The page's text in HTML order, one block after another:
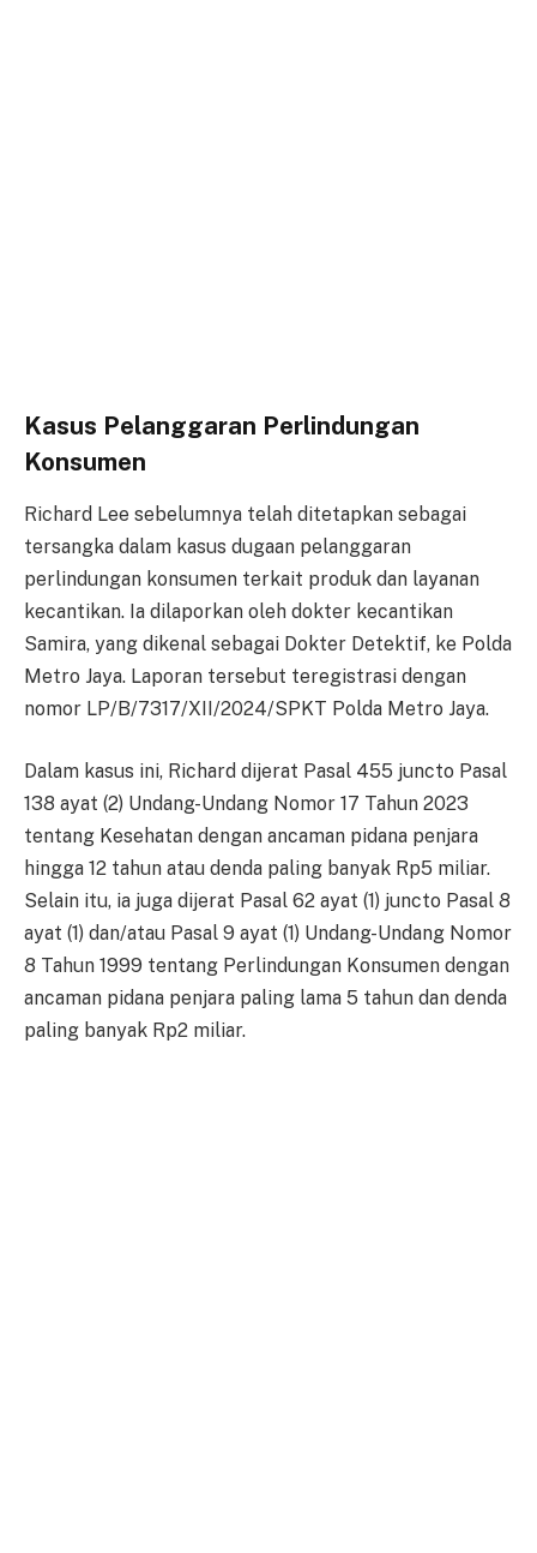
Kasus Pelanggaran Perlindungan
Konsumen
Richard Lee sebelumnya telah ditetapkan sebagai
tersangka dalam kasus dugaan pelanggaran
perlindungan konsumen terkait produk dan layanan
kecantikan. Ia dilaporkan oleh dokter kecantikan
Samira, yang dikenal sebagai Dokter Detektif, ke Polda
Metro Jaya. Laporan tersebut teregistrasi dengan
nomor LP/B/7317/XII/2024/SPKT Polda Metro Jaya.
Dalam kasus ini, Richard dijerat Pasal 455 juncto Pasal
138 ayat (2) Undang-Undang Nomor 17 Tahun 2023
tentang Kesehatan dengan ancaman pidana penjara
hingga 12 tahun atau denda paling banyak Rp5 miliar.
Selain itu, ia juga dijerat Pasal 62 ayat (1) juncto Pasal 8
ayat (1) dan/atau Pasal 9 ayat (1) Undang-Undang Nomor
8 Tahun 1999 tentang Perlindungan Konsumen dengan
ancaman pidana penjara paling lama 5 tahun dan denda
paling banyak Rp2 miliar.